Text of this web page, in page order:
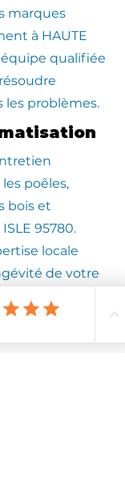
marques
à HAUTE
équipe qualifiée
problèmes.
poêles,
bois et
95780.
locale
de votre